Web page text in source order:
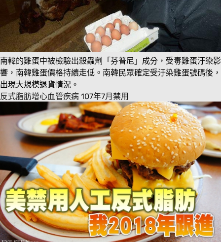
南韓的雞蛋中被檢驗出殺蟲劑「芬普尼」成分，受毒雞蛋汙染影
響，南韓雞蛋價格持續走低。南韓民眾確定受汙染雞蛋號碼後，
出現大規模退貨情況。
反式脂肪增心血管疾病 107年7月禁用